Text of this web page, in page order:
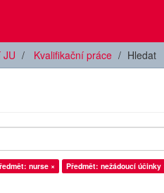
JU Kvalifikační práce Hledat
nurse × Předmět: nežádoucí účinky